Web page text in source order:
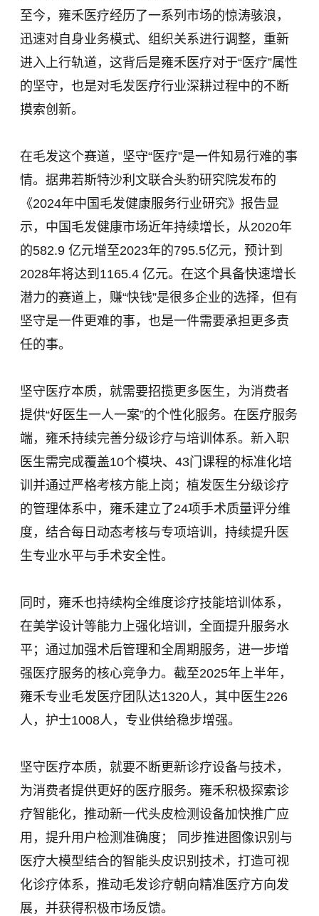
至今，雍禾医疗经历了一系列市场的惊涛骇浪，
迅速对自身业务模式、组织关系进行调整，重新
进入上行轨道，这背后是雍禾医疗对于“医疗”属性
的坚守，也是对毛发医疗行业深耕过程中的不断
摸索创新。
在毛发这个赛道，坚守“医疗”是一件知易行难的事
情。据弗若斯特沙利文联合头豹研究院发布的
《2024年中国毛发健康服务行业研究》报告显
示，中国毛发健康市场近年持续增长，从2020年
的582.9 亿元增至2023年的795.5亿元，预计到
2028年将达到1165.4 亿元。在这个具备快速增长
潜力的赛道上，赚“快钱”是很多企业的选择，但有
坚守是一件更难的事，也是一件需要承担更多责
任的事。
坚守医疗本质，就需要招揽更多医生，为消费者
提供“好医生一人一案”的个性化服务。在医疗服务
端，雍禾持续完善分级诊疗与培训体系。新入职
医生需完成覆盖10个模块、43门课程的标准化培
训并通过严格考核方能上岗；植发医生分级诊疗
的管理体系中，雍禾建立了24项手术质量评分维
度，结合每日动态考核与专项培训，持续提升医
生专业水平与手术安全性。
同时，雍禾也持续构全维度诊疗技能培训体系，
在美学设计等能力上强化培训，全面提升服务水
平；通过加强术后管理和全周期服务，进一步增
强医疗服务的核心竞争力。截至2025年上半年，
雍禾专业毛发医疗团队达1320人，其中医生226
人，护士1008人，专业供给稳步增强。
坚守医疗本质，就要不断更新诊疗设备与技术，
为消费者提供更好的医疗服务。雍禾积极探索诊
疗智能化，推动新一代头皮检测设备加快推广应
用，提升用户检测准确度； 同步推进图像识别与
医疗大模型结合的智能头皮识别技术，打造可视
化诊疗体系，推动毛发诊疗朝向精准医疗方向发
展，并获得积极市场反馈。